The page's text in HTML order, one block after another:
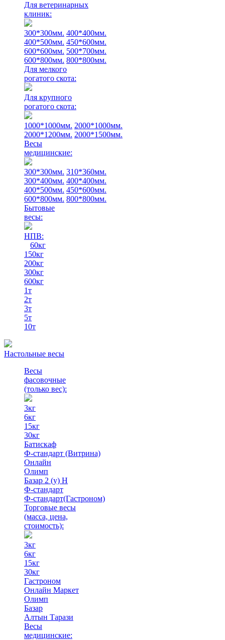
Для ветеринарных
клиник:
300*300мм. 400*400мм.
400*500мм. 450*600мм.
600*600мм. 500*700мм.
600*800мм. 800*800мм.
Для мелкого
рогатого скота:
Для крупного
рогатого скота:
1000*1000мм. 2000*1000мм.
2000*1200мм. 2000*1500мм.
Весы
медицинские:
300*300мм. 310*360мм.
300*400мм. 400*400мм.
400*500мм. 450*600мм.
600*800мм. 800*800мм.
Бытовые
весы:
НПВ:
60кг
150кг
200кг
300кг
600кг
1т
2т
3т
5т
10т
Настольные весы
Весы
фасовочные
(только вес):
3кг
6кг
15кг
30кг
Батискаф
Ф-стандарт (Витрина)
Онлайн
Олимп
Базар 2 (у) Н
Ф-стандарт
Ф-стандарт(Гастроном)
Торговые весы
(масса, цена,
стоимость):
3кг
6кг
15кг
30кг
Гастроном
Онлайн Маркет
Олимп
Базар
Алтын Тарази
Весы
медицинские: